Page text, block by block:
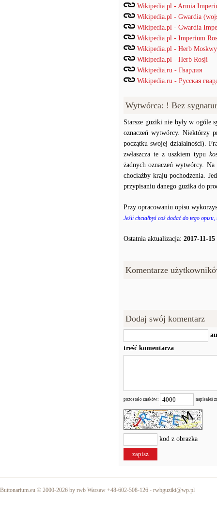
Wikipedia.pl - Armia
Wikipedia.pl - Gwardia
Wikipedia.pl - Gwardia
Wikipedia.pl - Imperium
Wikipedia.pl - Herb Moskwy
Wikipedia.pl - Herb Rosji
Wikipedia.ru - Гвардия
Wikipedia.ru - Русская
Wytwórca: ! Bez
Starsze guziki nie były w ogóle
oznaczeń wytwórcy. Niektórzy
początku swojej działalności).
zwłaszcza te z uszkiem typu
żadnych oznaczeń wytwórcy.
chociażby kraju pochodzenia.
przypisaniu danego guzika do
Przy opracowaniu opisu
Jeśli chciałbyś coś dodać do tego
Ostatnia aktualizacja: 2017-11-15
Komentarze
Dodaj swój komentarz
treść komentarza
pozostało znaków: napisałeś
kod z obrazka
Buttonarium.eu © 2000-2026 by rwb Warsaw +48-602-508-126 - rwbguziki@wp.pl